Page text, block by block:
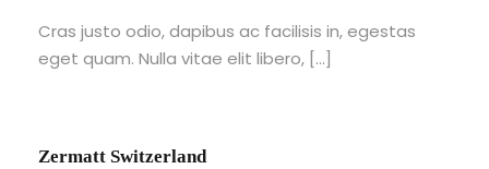
Cras justo odio, dapibus ac facilisis in, egestas
eget quam. Nulla vitae elit libero, […]
Zermatt Switzerland